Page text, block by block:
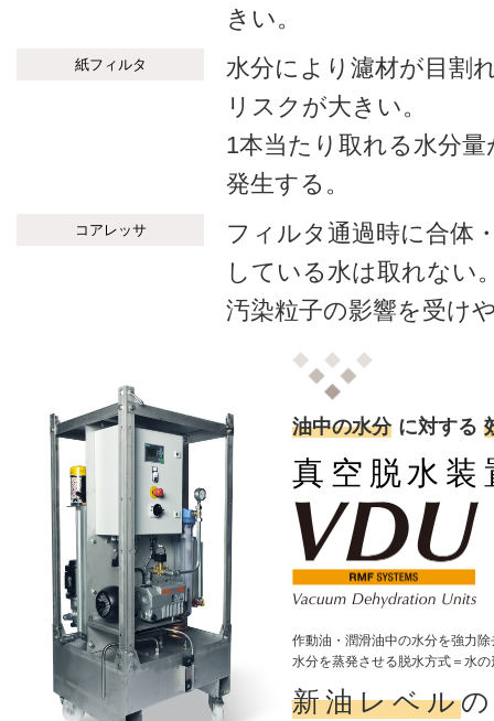
きい。
紙フィルタ
水分により濾材が目割
リスクが大きい。
1本当たり取れる水分
発生する。
コアレッサ
フィルタ通過時に合体
している水は取れない
汚染粒子の影響を受け
油中の水分 に対する
真空脱水装
作動油・潤滑油中の水分を強力除
水分を蒸発させる脱水方式＝水
新油レベル